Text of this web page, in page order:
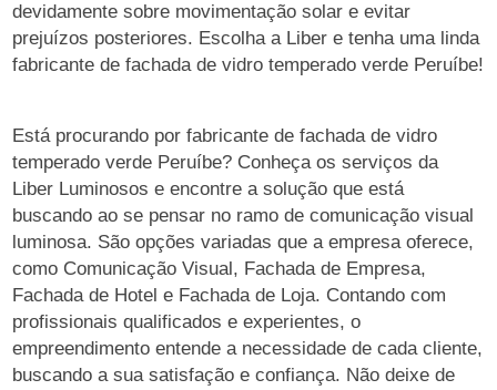
devidamente sobre movimentação solar e evitar
prejuízos posteriores. Escolha a Liber e tenha uma linda
fabricante de fachada de vidro temperado verde Peruíbe!
Está procurando por fabricante de fachada de vidro
temperado verde Peruíbe? Conheça os serviços da
Liber Luminosos e encontre a solução que está
buscando ao se pensar no ramo de comunicação visual
luminosa. São opções variadas que a empresa oferece,
como Comunicação Visual, Fachada de Empresa,
Fachada de Hotel e Fachada de Loja. Contando com
profissionais qualificados e experientes, o
empreendimento entende a necessidade de cada cliente,
buscando a sua satisfação e confiança. Não deixe de